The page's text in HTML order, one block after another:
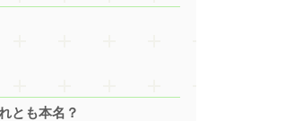
とも本名？